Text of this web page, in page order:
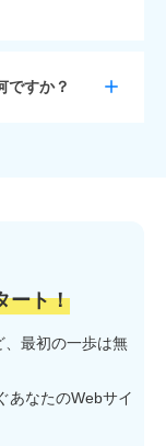
ースに制限が
セス増加には
ですか？
ート！
、最初の一歩は無
あなたのWebサイ